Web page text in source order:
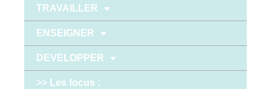
TRAVAILLER
ENSEIGNER
DEVELOPPER
>> Les focus :